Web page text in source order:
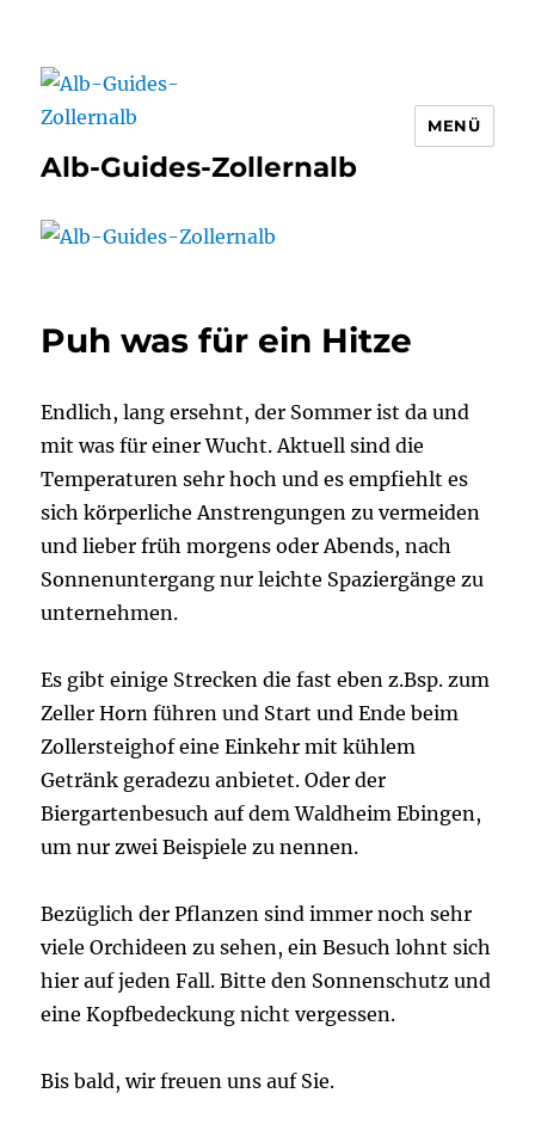
Alb-Guides-Zollernalb
MENÜ
Puh was für ein Hitze
Endlich, lang ersehnt, der Sommer ist da und
mit was für einer Wucht. Aktuell sind die
Temperaturen sehr hoch und es empfiehlt es
sich körperliche Anstrengungen zu vermeiden
und lieber früh morgens oder Abends, nach
Sonnenuntergang nur leichte Spaziergänge zu
unternehmen.
Es gibt einige Strecken die fast eben z.Bsp. zum
Zeller Horn führen und Start und Ende beim
Zollersteighof eine Einkehr mit kühlem
Getränk geradezu anbietet. Oder der
Biergartenbesuch auf dem Waldheim Ebingen,
um nur zwei Beispiele zu nennen.
Bezüglich der Pflanzen sind immer noch sehr
viele Orchideen zu sehen, ein Besuch lohnt sich
hier auf jeden Fall. Bitte den Sonnenschutz und
eine Kopfbedeckung nicht vergessen.
Bis bald, wir freuen uns auf Sie.